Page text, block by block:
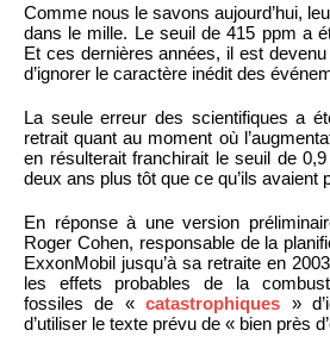
Comme nous le savons aujourd’hui,
dans le mille. Le seuil de 415 ppm a
Et ces dernières années, il est
d’ignorer le caractère inédit des
La seule erreur des scientifiques a
retrait quant au moment où
en résulterait franchirait le seuil de
deux ans plus tôt que ce qu’ils avaient
En réponse à une version
Roger Cohen, responsable de la
ExxonMobil jusqu’à sa retraite en
les effets probables de la
fossiles de «catastrophiques »
d’utiliser le texte prévu de « bien près